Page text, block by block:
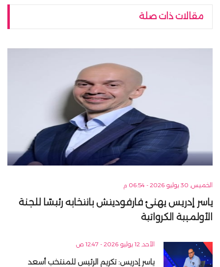
مقالات ذات صلة
الخميس, 30 يوليو 2026 - 06:54 م
ياسر إدريس يهنئ فارفوديتش بانتخابه رئيسًا للجنة
الأولمبية الكرواتية
الأحد, 12 يوليو 2026 - 12:47 ص
ياسر إدريس: تكريم الرئيس للمنتخب أسعد